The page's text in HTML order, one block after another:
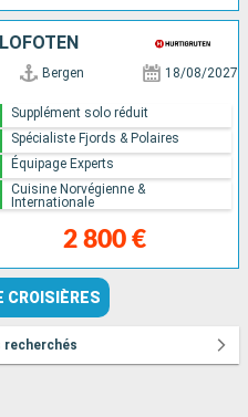
recherchés
Bergen 18/08/2027
2 800 €
Supplément solo réduit
Spécialiste Fjords & Polaires
Équipage Experts
Cuisine Norvégienne &
Internationale
CROISIÈRES